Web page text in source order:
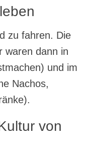
zu fahren. Die
waren dann in
und im
Nachos,
von